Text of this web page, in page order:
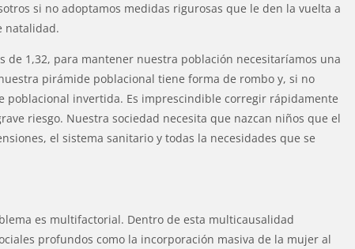
si no adoptamos medidas rigurosas que le den la vuelta a
natalidad.
1,32, para mantener nuestra población necesitaríamos una
pirámide poblacional tiene forma de rombo y, si no
invertida. Es imprescindible corregir rápidamente
riesgo. Nuestra sociedad necesita que nazcan niños que el
el sistema sanitario y todas la necesidades que se
es multifactorial. Dentro de esta multicausalidad
profundos como la incorporación masiva de la mujer al